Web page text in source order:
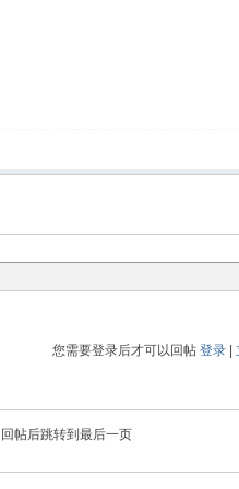
您需要登录后才可以回帖 登录
回帖后跳转到最后一页